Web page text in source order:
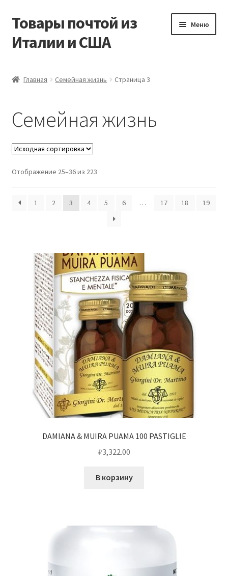
Перейти
навигации
Перейти
содержимому
Товары почтой из
Италии и США
Меню
Корзина
Мой аккаунт
Оформление заказа
Главная Семейная жизнь Страница 3
Семейная жизнь
Отображение 25–36 из 223
1 2 3 4 5 6 … 17 18 19
DAMIANA & MUIRA PUAMA 100 PASTIGLIE
₽3,322.00
В корзину